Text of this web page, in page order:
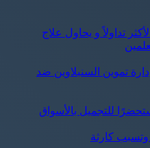
تداولاً و يحاول علاج
تموين السنبلاوين ضد
كارثة